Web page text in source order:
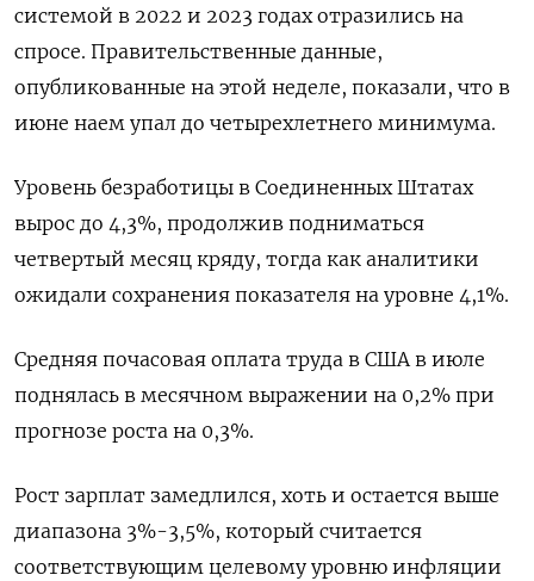
системой в 2022 и 2023 годах отразились на
спросе. Правительственные данные,
опубликованные на этой неделе, показали, что в
июне наем упал до четырехлетнего минимума.
Уровень безработицы в Соединенных Штатах
вырос до 4,3%, продолжив подниматься
четвертый месяц кряду, тогда как аналитики
ожидали сохранения показателя на уровне 4,1%.
Средняя почасовая оплата труда в США в июле
поднялась в месячном выражении на 0,2% при
прогнозе роста на 0,3%.
Рост зарплат замедлился, хоть и остается выше
диапазона 3%-3,5%, который считается
соответствующим целевому уровню инфляции